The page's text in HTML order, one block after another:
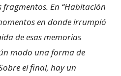
fragmentos. En “Habitación
en donde irrumpió
de esas memorias
modo una forma de
el final, hay un